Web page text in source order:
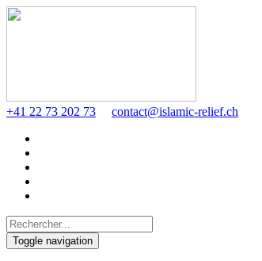
+41 22 73 202 73 contact@islamic-relief.ch
Toggle navigation